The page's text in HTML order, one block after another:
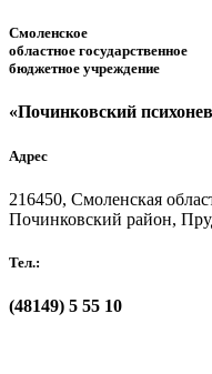
Смоленское
областное государственное
бюджетное учреждение
«Починковский
Адрес
216450, Смоленская
Починковский район,
Тел.:
(48149) 5 55 10